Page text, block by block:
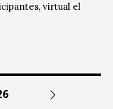
virtual el